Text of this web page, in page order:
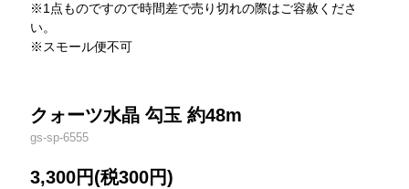
※1点ものですので時間差で売り切れの際はご容赦くださ
い。
※スモール便不可
クォーツ水晶 勾玉 約48m
gs-sp-6555
3,300円(税300円)